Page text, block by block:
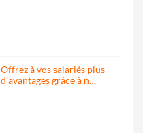
Offrez à vos salariés plus
d’avantages grâce à n…